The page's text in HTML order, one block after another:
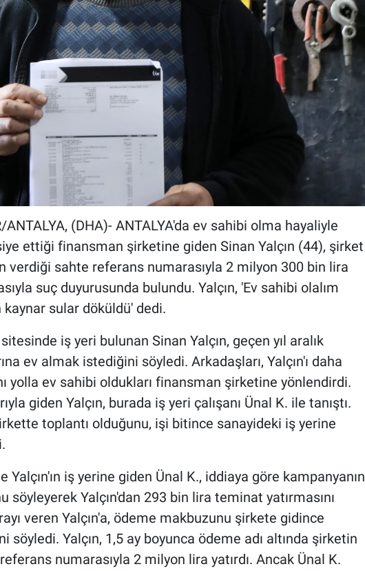
ANTALYA, (DHA)- ANTALYA'da ev sahibi olma hayaliyle
ettiği finansman şirketine giden Sinan Yalçın (44), şirket
verdiği sahte referans numarasıyla 2 milyon 300 bin lira
suç duyurusunda bulundu. Yalçın, 'Ev sahibi olalım
sular döküldü' dedi.
iş yeri bulunan Sinan Yalçın, geçen yıl aralık
ev almak istediğini söyledi. Arkadaşları, Yalçın'ı daha
yolla ev sahibi oldukları finansman şirketine yönlendirdi.
giden Yalçın, burada iş yeri çalışanı Ünal K. ile tanıştı.
toplantı olduğunu, işi bitince sanayideki iş yerine
Yalçın'ın iş yerine giden Ünal K., iddiaya göre kampanyanın
söyleyerek Yalçın'dan 293 bin lira teminat yatırmasını
veren Yalçın'a, ödeme makbuzunu şirkete gidince
söyledi. Yalçın, 1,5 ay boyunca ödeme adı altında şirketin
numarasıyla 2 milyon lira yatırdı. Ancak Ünal K.